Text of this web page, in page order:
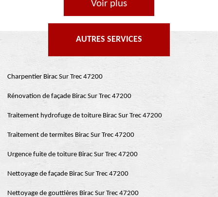
Voir plus
AUTRES SERVICES
Charpentier Birac Sur Trec 47200
Rénovation de façade Birac Sur Trec 47200
Traitement hydrofuge de toiture Birac Sur Trec 47200
Traitement de termites Birac Sur Trec 47200
Urgence fuite de toiture Birac Sur Trec 47200
Nettoyage de façade Birac Sur Trec 47200
Nettoyage de gouttières Birac Sur Trec 47200